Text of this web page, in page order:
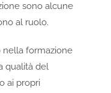
sono alcune
al ruolo.
nella formazione
qualità del
ai propri